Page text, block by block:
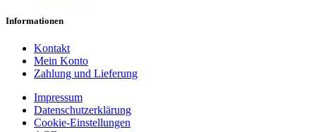
Informationen
Kontakt
Mein Konto
Zahlung und Lieferung
Impressum
Datenschutzerklärung
Cookie-Einstellungen